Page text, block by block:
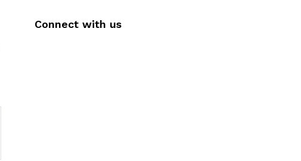
Connect with us